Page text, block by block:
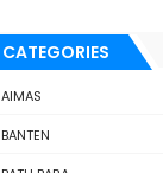
CATEGORIES
AIMAS
BANTEN